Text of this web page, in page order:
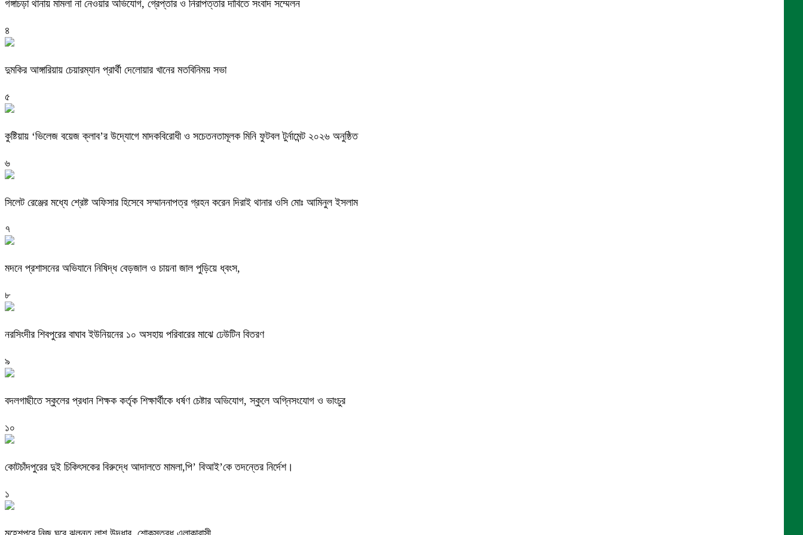
গঙ্গাচড়া থানায় মামলা না নেওয়ার অভিযোগ, গ্রেপ্তার ও নিরাপত্তার দাবিতে সংবাদ সম্মেলন
৪
দুমকির আঙ্গারিয়ায় চেয়ারম্যান প্রার্থী দেলোয়ার খানের মতবিনিময় সভা
৫
কুষ্টিয়ায় ‘ভিলেজ বয়েজ ক্লাব’র উদ্যোগে মাদকবিরোধী ও সচেতনতামূলক মিনি ফুটবল টুর্নামেন্ট ২০২৬ অনুষ্ঠিত
৬
সিলেট রেঞ্জের মধ্যে শ্রেষ্ট অফিসার হিসেবে সম্মাননাপত্র গ্রহন করেন দিরাই থানার ওসি মোঃ আমিনুল ইসলাম
৭
মদনে প্রশাসনের অভিযানে নিষিদ্ধ বেড়জাল ও চায়না জাল পুড়িয়ে ধ্বংস,
৮
নরসিংদীর শিবপুরের বাঘাব ইউনিয়নের ১০ অসহায় পরিবারের মাঝে ঢেউটিন বিতরণ
৯
বদলগাছীতে স্কুলের প্রধান শিক্ষক কর্তৃক শিক্ষার্থীকে ধর্ষণ চেষ্টার অভিযোগ, স্কুলে অগ্নিসংযোগ ও ভাংচুর
১০
কোটচাঁদপুরের দুই চিকিৎসকের বিরুদ্ধে আদালতে মামলা,পি’ বিআই’কে তদন্তের নির্দেশ।
১